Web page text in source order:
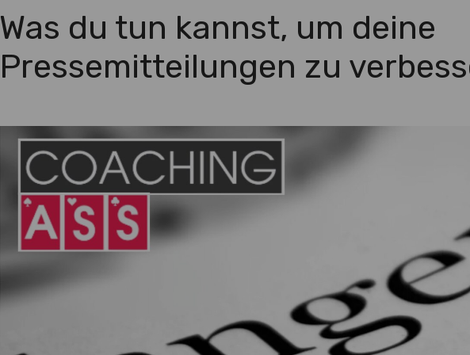
Was du tun kannst, um deine
Pressemitteilungen zu